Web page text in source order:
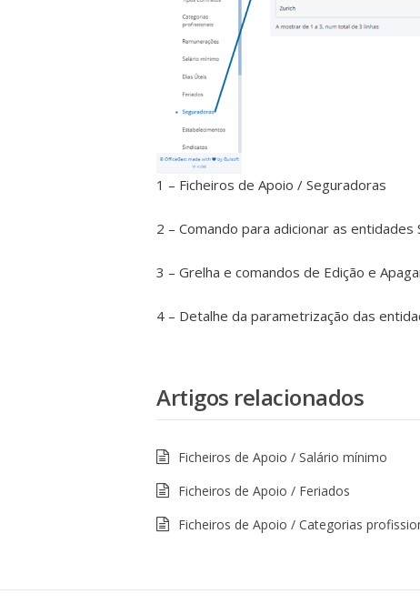
1 – Ficheiros de Apoio / Seguradoras
2 – Comando para adicionar as entidades
3 – Grelha e comandos de Edição e
4 – Detalhe da parametrização das
Artigos relacionados
Ficheiros de Apoio / Salário mínimo
Ficheiros de Apoio / Feriados
Ficheiros de Apoio / Categorias